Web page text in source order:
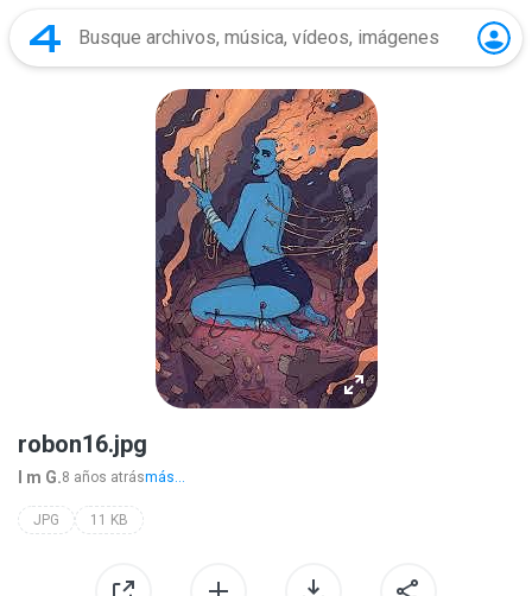
robon16.jpg
I m G.8 años atrásmás...
JPG 11 KB